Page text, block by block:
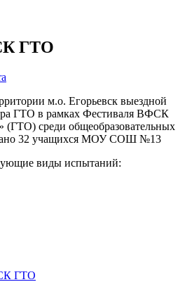
ГТО
м.о. Егорьевск выездной
ГТО в рамках Фестиваля ВФСК
(ГТО) среди общеобразовательных
32 учащихся МОУ СОШ №13
виды испытаний:
ГТО